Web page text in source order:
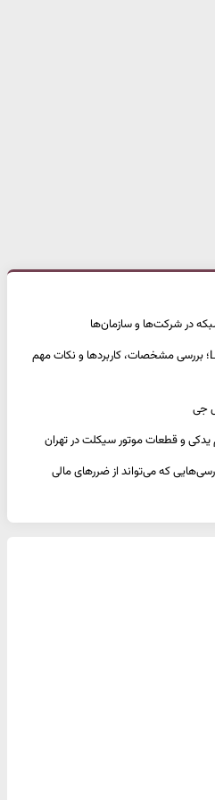
در شرکت‌ها و سازمان‌ها
راهنمای کامل خرید لپ تاپ لنوو LOQ؛ بررسی مشخصات، کاربردها و نکات مهم
جی
و قطعات موتور سیکلت در تهران
که می‌تواند از ضررهای مالی